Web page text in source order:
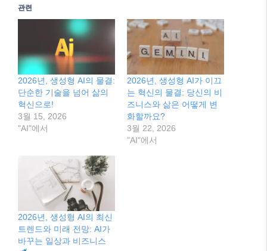
관련
2026년, 생성형 AI의 물결:
단순한 기술을 넘어 삶의
혁신으로!
3월 15, 2026
"AI"에서
2026년, 생성형 AI가 이끄
는 혁신의 물결: 당신의 비
즈니스와 삶은 어떻게 변
화할까요?
3월 22, 2026
"AI"에서
2026년, 생성형 AI의 최신
트렌드와 미래 전망: AI가
바꾸는 일상과 비즈니스